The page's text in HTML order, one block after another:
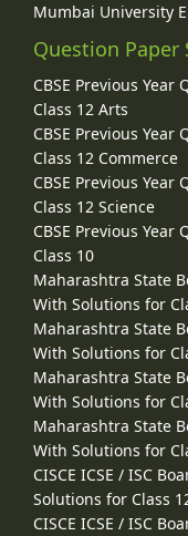
Mumbai University
Question Paper
CBSE Previous
Class 12 Arts
CBSE Previous
Class 12 Commerce
CBSE Previous
Class 12 Science
CBSE Previous
Class 10
Maharashtra State
With Solutions for
Maharashtra State
With Solutions for
Maharashtra State
With Solutions for
Maharashtra State
With Solutions for
CISCE ICSE / ISC
Solutions for Class
CISCE ICSE / ISC